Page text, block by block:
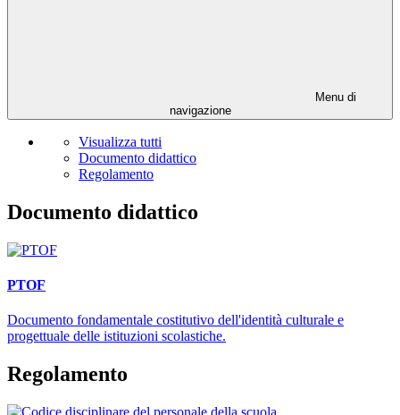
Menu di
navigazione
Visualizza tutti
Documento didattico
Regolamento
Documento didattico
PTOF
Documento fondamentale costitutivo dell'identità culturale e
progettuale delle istituzioni scolastiche.
Regolamento